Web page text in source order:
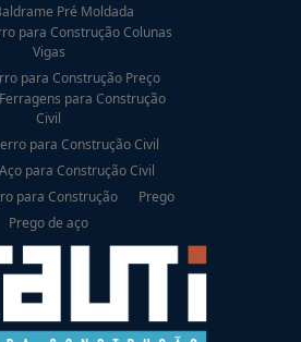
Pré Moldada
para Construção Colunas
Vigas
para Construção Preço
para Construção
Civil
para Construção Civil
para Construção Civil
para Construção
Prego
Prego de aço